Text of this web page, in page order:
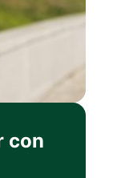
con